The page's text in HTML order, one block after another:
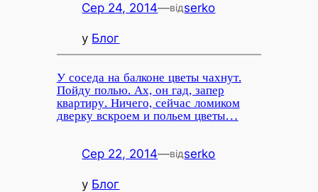
Сер 24, 2014—відserko
у Блог
У соседа на балконе цветы чахнут.
Пойду полью. Ах, он гад, запер
квартиру. Ничего, сейчас ломиком
дверку вскроем и польем цветы…
Сер 22, 2014—відserko
у Блог